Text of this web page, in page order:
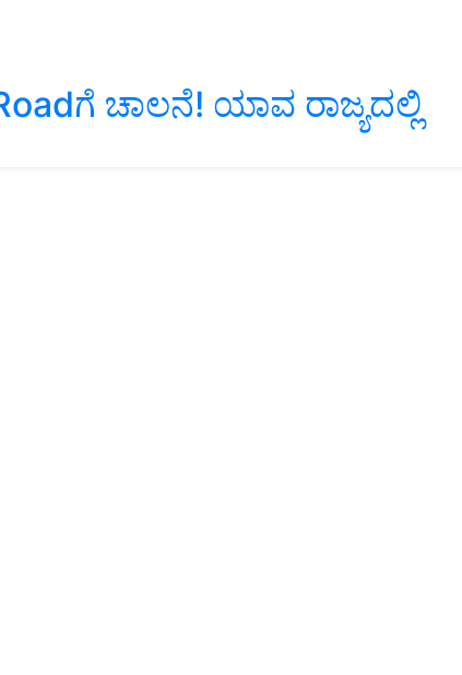
ಚಾಲನೆ! ಯಾವ ರಾಜ್ಯದಲ್ಲಿ